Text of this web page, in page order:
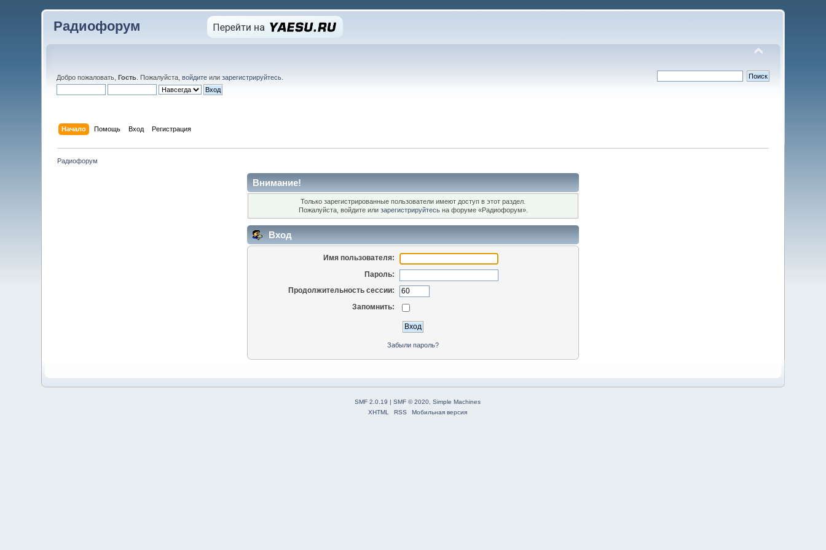
Радиофорум
Добро пожаловать,Гость . Пожалуйста,войдите илизарегистрируйтесь
Начало Помощь Вход Регистрация
Радиофорум
Внимание!
Только зарегистрированные пользователи имеют доступ в этот раздел.
Пожалуйста, войдите или зарегистрируйтесьна форуме «Радиофорум».
Вход
Имя пользователя:
Пароль:
Продолжительность сессии:
Запомнить:
Забыли пароль?
SMF 2.0.19 | SMF © 2020 Simple Machines
XHTML
RSS Мобильная версия